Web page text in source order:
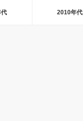
2010年代